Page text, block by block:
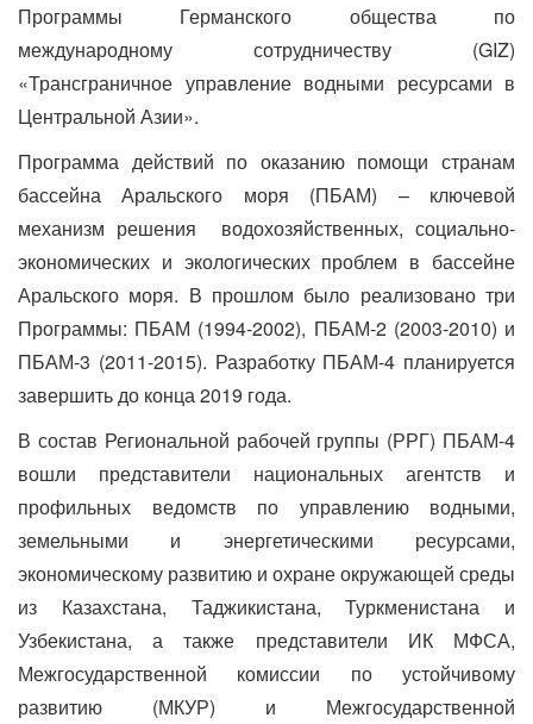
Программы Германского общества по
международному сотрудничеству (GIZ)
«Трансграничное управление водными ресурсами в
Центральной Азии».
Программа действий по оказанию помощи странам
бассейна Аральского моря (ПБАМ) – ключевой
механизм решения водохозяйственных, социально-
экономических и экологических проблем в бассейне
Аральского моря. В прошлом было реализовано три
Программы: ПБАМ (1994-2002), ПБАМ-2 (2003-2010) и
ПБАМ-3 (2011-2015). Разработку ПБАМ-4 планируется
завершить до конца 2019 года.
В состав Региональной рабочей группы (РРГ) ПБАМ-4
вошли представители национальных агентств и
профильных ведомств по управлению водными,
земельными и энергетическими ресурсами,
экономическому развитию и охране окружающей среды
из Казахстана, Таджикистана, Туркменистана и
Узбекистана, а также представители ИК МФСА,
Межгосударственной комиссии по устойчивому
развитию (МКУР) и Межгосударственной